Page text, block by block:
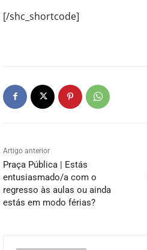
[/shc_shortcode]
Artigo anterior
Praça Pública | Estás
entusiasmado/a com o
regresso às aulas ou ainda
estás em modo férias?